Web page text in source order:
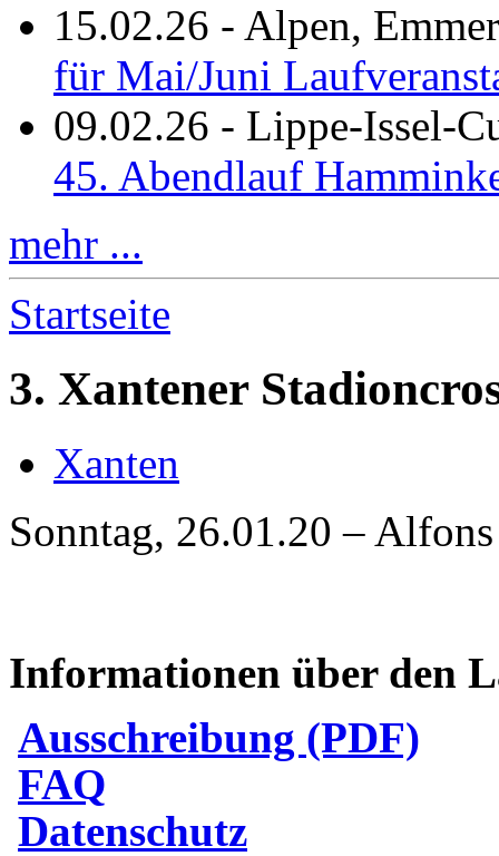
15.02.26 - Alpen,
für Mai/Juni
09.02.26 - Lippe-Issel-
45. Abendlauf
mehr ...
Startseite
3. Xantener
Xanten
Sonntag, 26.01.20 –
Informationen über den
Ausschreibung (PDF)
FAQ
Datenschutz